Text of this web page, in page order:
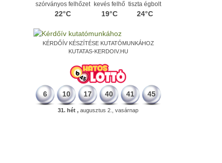
szórványos felhőzet
22°C
kevés felhő
19°C
tiszta égbolt
24°C
KÉRDŐÍV KÉSZÍTÉSE KUTATÓMUNKÁHOZ
KUTATAS-KERDOIV.HU
6 10 17 40 41 45
31. hét , augusztus 2., vasárnap